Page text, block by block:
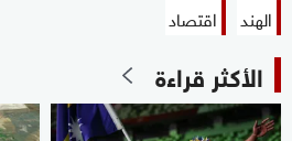
الهند اقتصاد
الأكثر قراءة